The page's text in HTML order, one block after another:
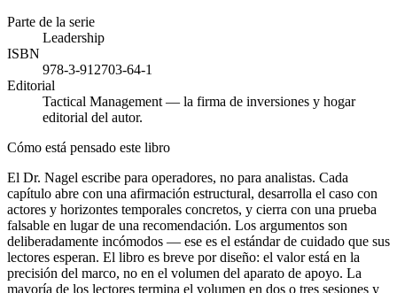
Parte de la serie
Leadership
ISBN
978-3-912703-64-1
Editorial
Tactical Management — la firma de inversiones y hogar
editorial del autor.
Cómo está pensado este libro
El Dr. Nagel escribe para operadores, no para analistas. Cada
capítulo abre con una afirmación estructural, desarrolla el caso con
actores y horizontes temporales concretos, y cierra con una prueba
falsable en lugar de una recomendación. Los argumentos son
deliberadamente incómodos — ese es el estándar de cuidado que sus
lectores esperan. El libro es breve por diseño: el valor está en la
precisión del marco, no en el volumen del aparato de apoyo. La
mayoría de los lectores termina el volumen en dos o tres sesiones y